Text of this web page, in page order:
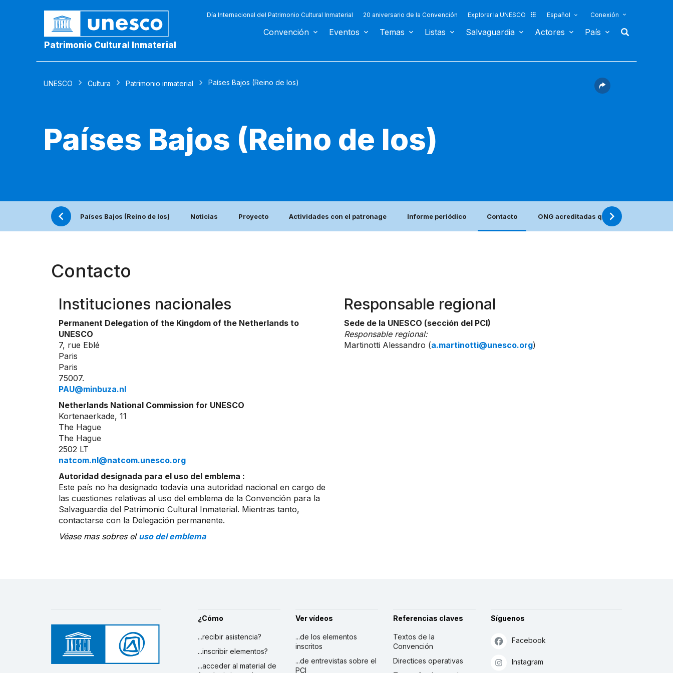
Patrimonio Cultural Inmaterial
Día Internacional del Patrimonio Cultural Inmaterial 20 aniversario de la Convención Explorar la UNESCO Español Conexión
Convención Eventos Temas Listas Salvaguardia Actores País
UNESCO Cultura Patrimonio inmaterial Países Bajos (Reino de los)
Países Bajos (Reino de los)
Países Bajos (Reino de los) Noticias Proyecto Actividades con el patronage Informe periódico Contacto ONG acreditadas que se encuentran en
Contacto
Instituciones nacionales
Permanent Delegation of the Kingdom of the Netherlands to
UNESCO
7, rue Eblé
Paris
Paris
75007.
PAU@minbuza.nl
Netherlands National Commission for UNESCO
Kortenaerkade, 11
The Hague
The Hague
2502 LT
natcom.nl@natcom.unesco.org
Autoridad designada para el uso del emblema :
Este país no ha designado todavía una autoridad nacional en cargo de
las cuestiones relativas al uso del emblema de la Convención para la
Salvaguardia del Patrimonio Cultural Inmaterial. Mientras tanto,
contactarse con la Delegación permanente.
Véase mas sobres el uso del emblema
Responsable regional
Sede de la UNESCO (sección del PCI)
Responsable regional:
Martinotti Alessandro (a.martinotti@unesco.org)
¿Cómo
...recibir asistencia?
...inscribir elementos?
...acceder al material de
Ver vídeos
...de los elementos
inscritos
...de entrevistas sobre el
PCI
Referencias claves
Textos de la
Convención
Directices operativas
Síguenos
Facebook
Instagram